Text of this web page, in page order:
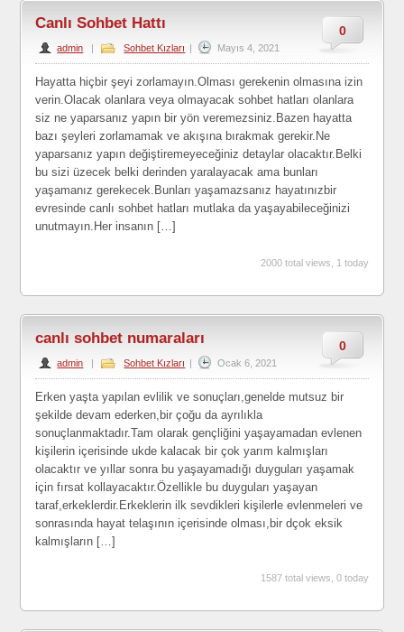
0
Canlı Sohbet Hattı
admin | Sohbet Kızları | Mayıs 4, 2021
Hayatta hiçbir şeyi zorlamayın.Olması gerekenin olmasına izin
verin.Olacak olanlara veya olmayacak sohbet hatları olanlara
siz ne yaparsanız yapın bir yön veremezsiniz.Bazen hayatta
bazı şeyleri zorlamamak ve akışına bırakmak gerekir.Ne
yaparsanız yapın değiştiremeyeceğiniz detaylar olacaktır.Belki
bu sizi üzecek belki derinden yaralayacak ama bunları
yaşamanız gerekecek.Bunları yaşamazsanız hayatınızbir
evresinde canlı sohbet hatları mutlaka da yaşayabileceğinizi
unutmayın.Her insanın […]
2000 total views, 1 today
0
canlı sohbet numaraları
admin | Sohbet Kızları | Ocak 6, 2021
Erken yaşta yapılan evlilik ve sonuçları,genelde mutsuz bir
şekilde devam ederken,bir çoğu da ayrılıkla
sonuçlanmaktadır.Tam olarak gençliğini yaşayamadan evlenen
kişilerin içerisinde ukde kalacak bir çok yarım kalmışları
olacaktır ve yıllar sonra bu yaşayamadığı duyguları yaşamak
için fırsat kollayacaktır.Özellikle bu duyguları yaşayan
taraf,erkeklerdir.Erkeklerin ilk sevdikleri kişilerle evlenmeleri ve
sonrasında hayat telaşının içerisinde olması,bir dçok eksik
kalmışların […]
1587 total views, 0 today